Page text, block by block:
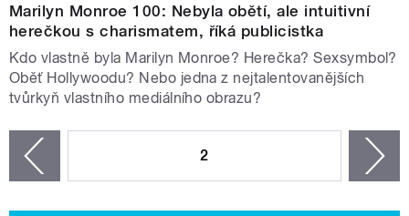
Marilyn Monroe 100: Nebyla obětí, ale intuitivní
herečkou s charismatem, říká publicistka
Kdo vlastně byla Marilyn Monroe? Herečka? Sexsymbol?
Oběť Hollywoodu? Nebo jedna z nejtalentovanějších
tvůrkyň vlastního mediálního obrazu?
2